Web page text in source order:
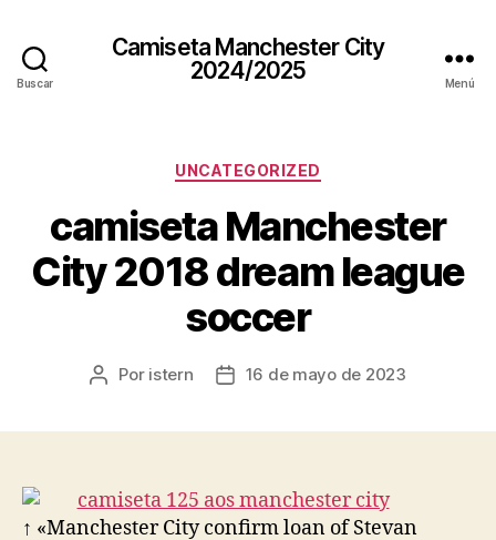
Buscar
Camiseta Manchester City
2024/2025
Menú
Categorías
UNCATEGORIZED
camiseta Manchester
City 2018 dream league
soccer
Autor
Por istern
Fecha16 de mayo de 2023
↑ «Manchester City confirm loan of Stevan